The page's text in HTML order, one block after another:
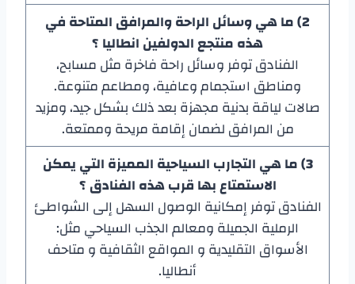
2) ما هي وسائل الراحة والمرافق المتاحة في
هذهمنتجع الدولفين انطاليا؟
الفنادق توفر وسائل راحة فاخرة مثل مسابح،
ومناطق استجمام وعافية، ومطاعم متنوعة.
صالات لياقة بدنية مجهزة بعد ذلك بشكل جيد، ومزيد
من المرافق لضمان إقامة مريحة وممتعة.
3) ما هي التجارب السياحية المميزة التي يمكن
الاستمتاع بها قرب هذه الفنادق ؟
الفنادق توفر إمكانية الوصول السهل إلى الشواطئ
الرملية الجميلة ومعالم الجذب السياحي مثل:
الأسواق التقليدية و المواقع الثقافية و متاحف
أنطاليا.